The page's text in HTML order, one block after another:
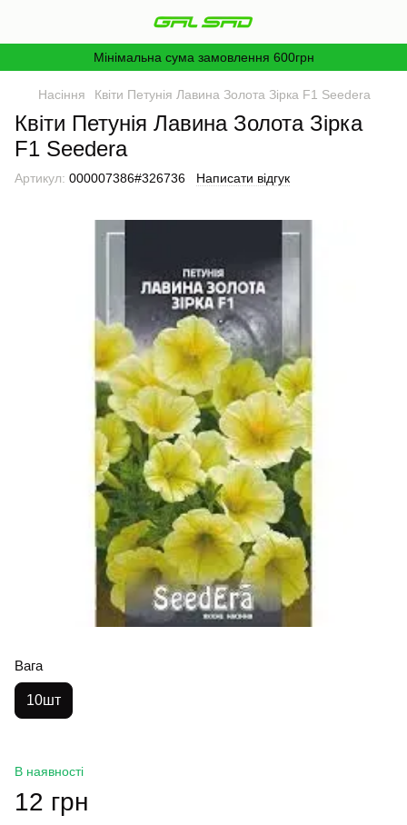
Мінімальна сума замовлення 600грн
Насіння Квіти Петунія Лавина Золота Зірка F1 Seedera
Квіти Петунія Лавина Золота Зірка
F1 Seedera
Артикул: 000007386#326736 Написати відгук
Вага
10шт
В наявності
12 грн